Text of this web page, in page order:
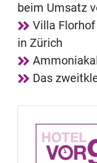
beim Umsatz
Villa
in Zürich
Das